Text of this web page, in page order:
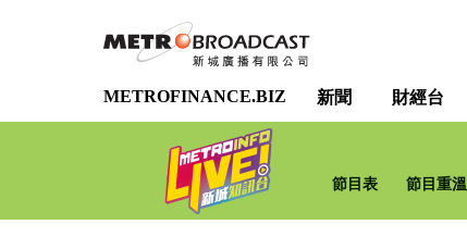
METROFINANCE.BIZ 新聞 財經台
節目表 節目重溫